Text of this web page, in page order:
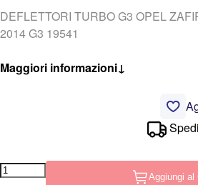
DEFLETTORI TURBO G3 OPEL
2014 G3 19541
Maggiori informazioni↓
Aggiungi al